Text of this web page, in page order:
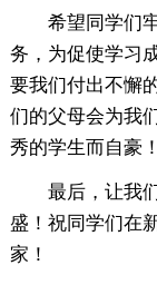
希望同学们
务，为促使学习
要我们付出不懈
们的父母会为我
秀的学生而自豪！
最后，让我
盛！祝同学们在
家！